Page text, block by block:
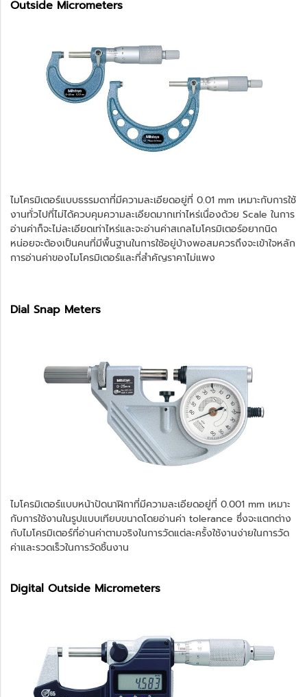
Outside Micrometers
ไมโครมิเตอร์แบบธรรมดาที่มีความละเอียดอยู่ที่ 0.01 mm เหมาะกับการใช้
งานทั่วไปที่ไม่ได้ควบคุมความละเอียดมากเท่าไหร่เนื่องด้วย Scale ในการ
อ่านค่าก็จะไม่ละเอียดเท่าไหร่และจะอ่านค่าสเกลไมโครมิเตอร์อยากนิด
หน่อยจะต้องเป็นคนที่มีพื้นฐานในการใช้อยู่บ้างพอสมควรถึงจะเข้าใจหลัก
การอ่านค่าของไมโครมิเตอร์และที่สำคัญราคาไม่แพง
Dial Snap Meters
ไมโครมิเตอร์แบบหน้าปัดนาฬิกาที่มีความละเอียดอยู่ที่ 0.001 mm เหมาะ
กับการใช้งานในรูปแบบเทียบขนาดโดยอ่านค่า tolerance ซึ่งจะแตกต่าง
กับไมโครมิเตอร์ที่อ่านค่าตามจริงในการวัดแต่ละครั้งใช้งานง่ายในการวัด
ค่าและรวดเร็วในการวัดชิ้นงาน
Digital Outside Micrometers